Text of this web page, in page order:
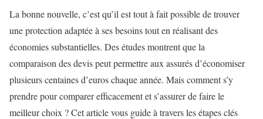
La bonne nouvelle, c’est qu’il est tout à fait possible de trouver
une protection adaptée à ses besoins tout en réalisant des
économies substantielles. Des études montrent que la
comparaison des devis peut permettre aux assurés d’économiser
plusieurs centaines d’euros chaque année. Mais comment s’y
prendre pour comparer efficacement et s’assurer de faire le
meilleur choix ? Cet article vous guide à travers les étapes clés